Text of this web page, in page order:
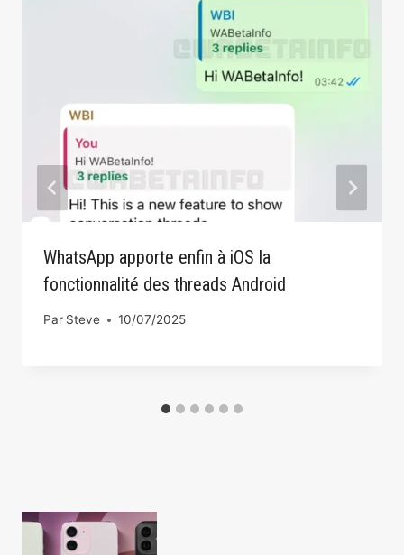
WhatsApp apporte enfin à iOS la
fonctionnalité des threads Android
Par Steve 10/07/2025